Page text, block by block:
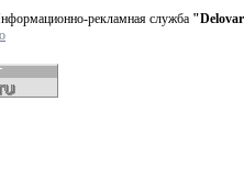
рекламная служба